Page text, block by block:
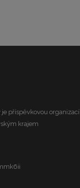
příspěvkovou organizací
krajem